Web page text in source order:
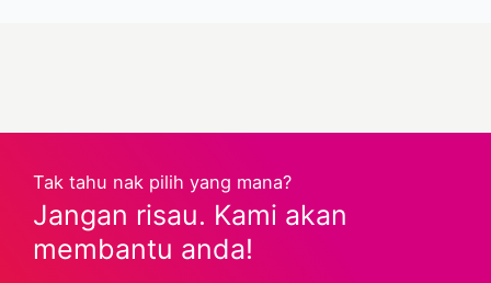
Tak tahu nak pilih yang mana?
Jangan risau. Kami akan
membantu anda!